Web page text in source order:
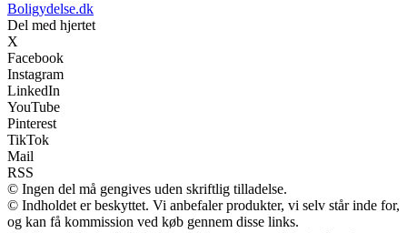
Boligydelse.dk
Del med hjertet
X
Facebook
Instagram
LinkedIn
YouTube
Pinterest
TikTok
Mail
RSS
© Ingen del må gengives uden skriftlig tilladelse.
© Indholdet er beskyttet. Vi anbefaler produkter, vi selv står inde for,
og kan få kommission ved køb gennem disse links.